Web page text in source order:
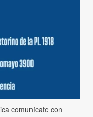
comunícate con